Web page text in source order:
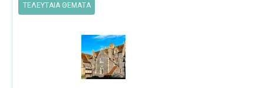
ΤΕΛΕΥΤΑΙΑ ΘΕΜΑΤΑ